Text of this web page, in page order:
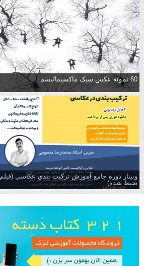
60 نمونه عکس سبک ماکسیمالیسم
وبینار دوره جامع آموزش تركيب بندي عكاسي (فیلم
ضبط شده)